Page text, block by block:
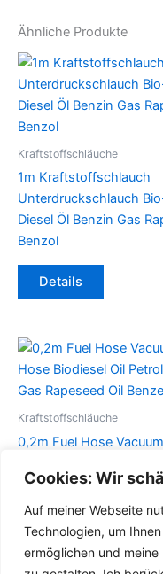
Cookies: Wir
Auf meiner Webseite
Technologien, um
ermöglichen und
Ähnliche Produkte
Kraftstoffschläuche
1m Kraftstoffschlauch
Unterdruckschlauch
Diesel Öl Benzin Gas
Benzol
Details
Dieses
Varianten
auf.
Die
Optionen
können
der
gewählt
werden
Kraftstoffschläuche
0,2m Fuel Hose Vacuum
Gas Rapeseed Oil
Details
Dieses
Produkt
weist